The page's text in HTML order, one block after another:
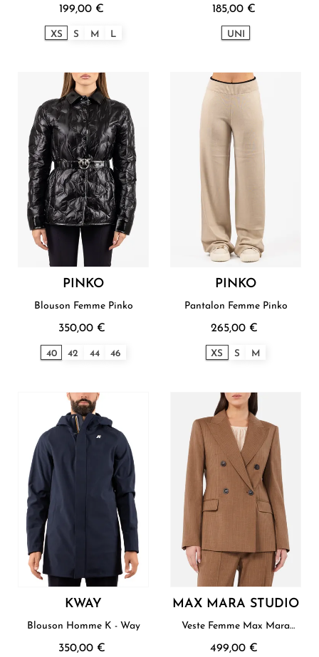
199,00 €
XS S M L
185,00 €
UNI
PINKO
Blouson Femme Pinko
350,00 €
40 42 44 46
PINKO
Pantalon Femme Pinko
265,00 €
XS S M
KWAY
Blouson Homme K - Way
350,00 €
MAX MARA STUDIO
Veste Femme Max Mara
499,00 €